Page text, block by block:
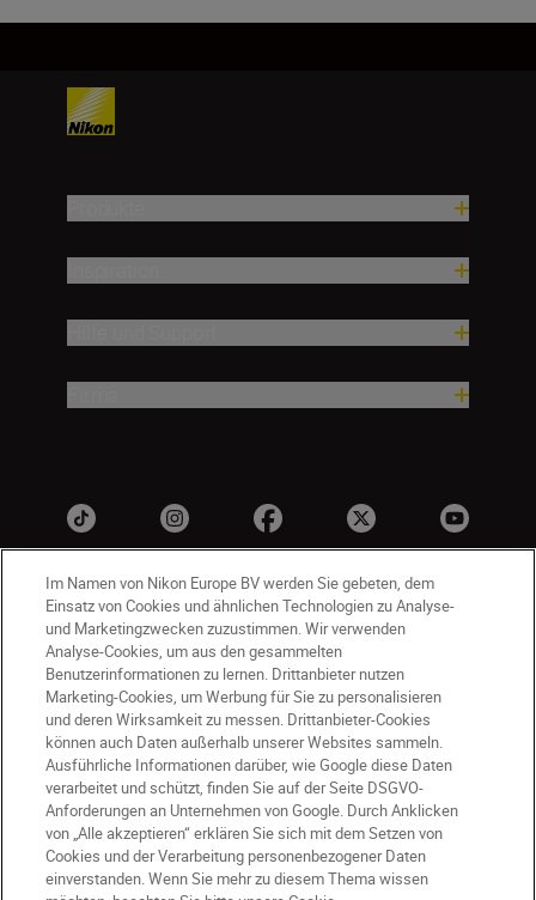
DE Nikon Sites
Kontakt
Datenschutzhinweis
Nutzungsbedingungen
Geschäftsbedingungen des Nikon Stores
Cookie-Hinweise
Barrierefreiheit
Cookie-Einstellungen
© 2026 Nikon
Im Namen von Nikon Europe BV werden Sie gebeten, dem
Einsatz von Cookies und ähnlichen Technologien zu Analyse-
und Marketingzwecken zuzustimmen. Wir verwenden
Analyse-Cookies, um aus den gesammelten
Benutzerinformationen zu lernen. Drittanbieter nutzen
Marketing-Cookies, um Werbung für Sie zu personalisieren
und deren Wirksamkeit zu messen. Drittanbieter-Cookies
können auch Daten außerhalb unserer Websites sammeln.
Ausführliche Informationen darüber, wie Google diese Daten
verarbeitet und schützt, finden Sie auf der Seite DSGVO-
Anforderungen an Unternehmen von Google. Durch Anklicken
von „Alle akzeptieren“ erklären Sie sich mit dem Setzen von
Cookies und der Verarbeitung personenbezogener Daten
einverstanden. Wenn Sie mehr zu diesem Thema wissen